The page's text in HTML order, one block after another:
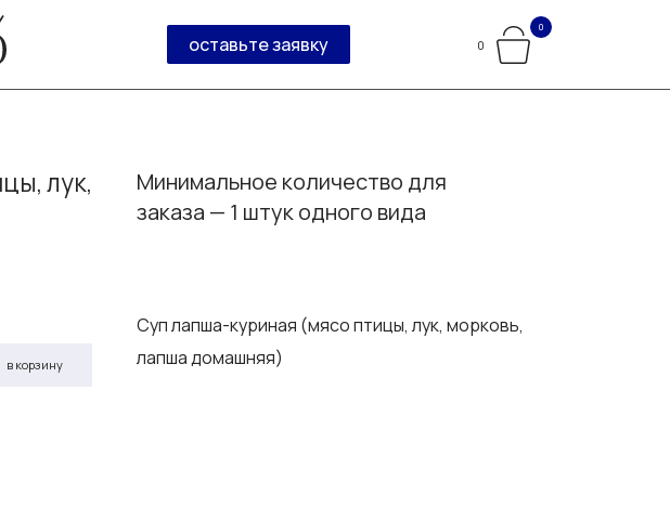
оставьте заявку 0
0
лук,
Минимальное количество для
заказа — 1 штук одного вида
в корзину
Суп лапша-куриная (мясо птицы, лук, морковь,
лапша домашняя)